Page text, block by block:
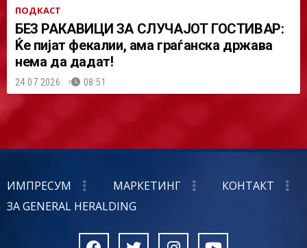
ПОДКАСТ
БЕЗ РАКАВИЦИ ЗА СЛУЧАЈОТ ГОСТИВАР:
Ќе пијат фекалии, ама граѓанска држава
нема да дадат!
24.07.2026. 08:51
ИМПРЕСУМ МАРКЕТИНГ
КОНТАКТ
ЗА GENERAL HERALDING